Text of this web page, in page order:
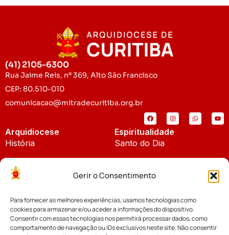
Gerir o Consentimento
Para fornecer as melhores experiências, usamos tecnologias como
cookies para armazenar e/ou aceder a informações do dispositivo.
Consentir com essas tecnologias nos permitirá processar dados, como
comportamento de navegação ou IDs exclusivos neste site. Não consentir
(41) 2105-6300
Rua Jaime Reis, nº 369, Alto São Francisco
CEP: 80.510-010
comunicacao@mitradecuritiba.org.br
Arquidiocese
História
Padroeira
Espiritualidade
Santo do Dia
Notícias
Notícias da Arquidiocese
Cúria Diocesana
Fundo Diocesano